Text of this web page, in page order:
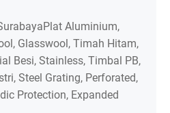
Aluminium,
Glasswool, Timah Hitam,
Besi, Stainless, Timbal PB,
Steel Grating, Perforated,
Protection, Expanded